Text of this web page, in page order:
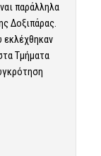
παράλληλα
Δοξιπάρας.
εκλέχθηκαν
Τμήματα